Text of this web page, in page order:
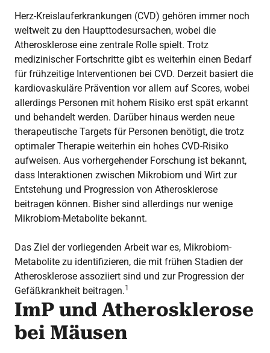
Herz-Kreislauferkrankungen (CVD) gehören immer noch
weltweit zu den Haupttodesursachen, wobei die
Atherosklerose eine zentrale Rolle spielt. Trotz
medizinischer Fortschritte gibt es weiterhin einen Bedarf
für frühzeitige Interventionen bei CVD. Derzeit basiert die
kardiovaskuläre Prävention vor allem auf Scores, wobei
allerdings Personen mit hohem Risiko erst spät erkannt
und behandelt werden. Darüber hinaus werden neue
therapeutische Targets für Personen benötigt, die trotz
optimaler Therapie weiterhin ein hohes CVD-Risiko
aufweisen. Aus vorhergehender Forschung ist bekannt,
dass Interaktionen zwischen Mikrobiom und Wirt zur
Entstehung und Progression von Atherosklerose
beitragen können. Bisher sind allerdings nur wenige
Mikrobiom-Metabolite bekannt.
Das Ziel der vorliegenden Arbeit war es, Mikrobiom-
Metabolite zu identifizieren, die mit frühen Stadien der
Atherosklerose assoziiert sind und zur Progression der
Gefäßkrankheit beitragen.1
ImP und Atherosklerose
bei Mäusen